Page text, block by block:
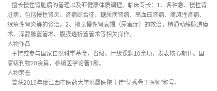
擅长慢性肾脏病的管理以及亚健康体质调理。临床专长：1、各种急、慢性肾
脏病，包括慢性肾炎、肾病综合征、糖尿病肾病、高血压肾病、痛风性肾病、
狼疮性肾炎等的诊治。2、擅长慢性肾衰竭（尿毒症）的救治，精通动静脉造瘘
术、深静脉置管术、腹膜透析置管术等相关操作。
人物作品
主持或参与国家自然科学基金，省级、厅级课题10余项，发表核心期刊、国
家级刊物20余篇，参编医学论著1部。
人物荣誉
曾获2019年度江西中医药大学附属医院十佳“优秀骨干医师”称号。